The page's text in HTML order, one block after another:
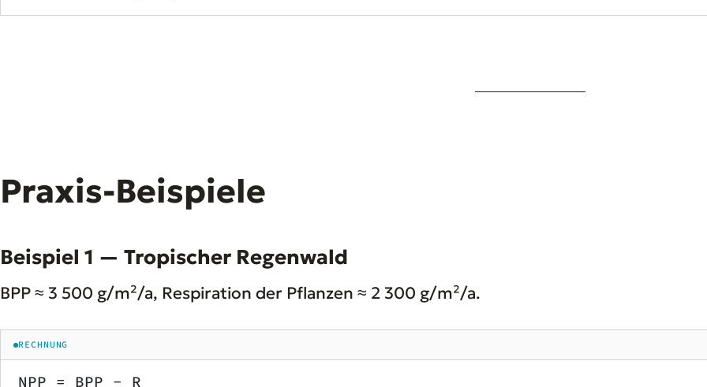
Praxis-Beispiele
Beispiel 1 — Tropischer Regenwald
BPP ≈ 3 500 g/m²/a, Respiration der Pflanzen ≈ 2 300 g/m²/a.
RECHNUNG
NPP = BPP - R